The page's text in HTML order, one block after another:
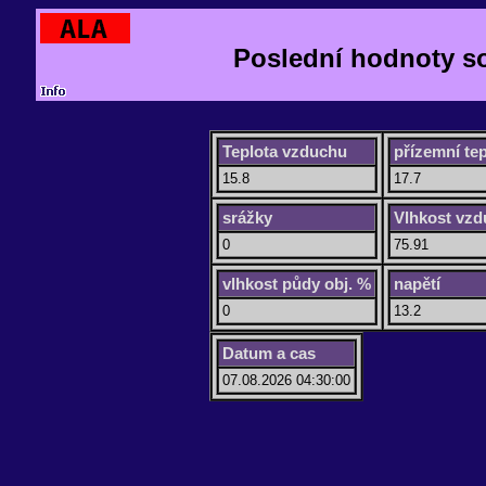
Poslední hodnoty
Teplota vzduchu
15.8
přízemní
17.7
srážky
0
Vlhkost
75.91
vlhkost půdy obj. %
0
napětí
13.2
Datum a cas
07.08.2026 04:30:00